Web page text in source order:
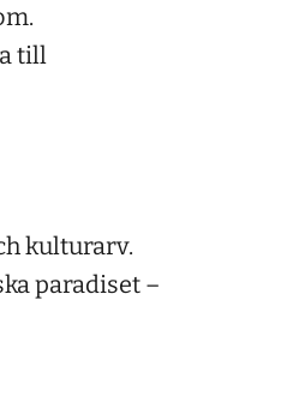
till
kulturarv.
paradiset –